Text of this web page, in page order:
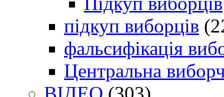
підкуп виборців
фальсифікація
Центральна